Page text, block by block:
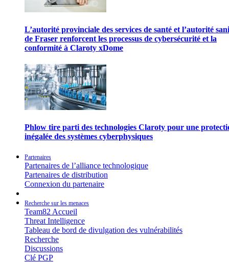
L’autorité provinciale des services de santé et l’autorité
de Fraser renforcent les processus de cybersécurité et la
conformité à Claroty xDome
Phlow tire parti des technologies Claroty pour une
inégalée des systèmes cyberphysiques
Partenaires
Partenaires de l’alliance technologique
Partenaires de distribution
Connexion du partenaire
Recherche sur les menaces
Team82 Accueil
Threat Intelligence
Tableau de bord de divulgation des vulnérabilités
Recherche
Discussions
Clé PGP